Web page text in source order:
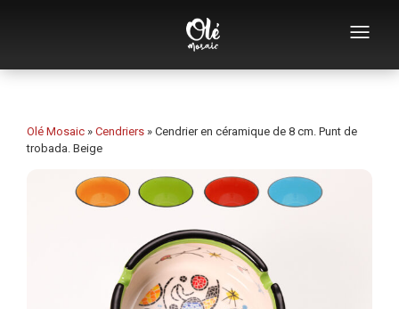
Qui sommes-nous
Tasses
Olé Mosaic » Cendriers » Cendrier en céramique de 8 cm. Punt de
trobada. Beige